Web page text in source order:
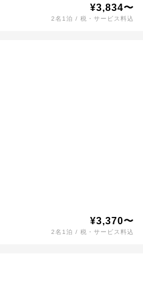
¥3,834〜
2名1泊 / 税・サービス料込
¥3,370〜
2名1泊 / 税・サービス料込